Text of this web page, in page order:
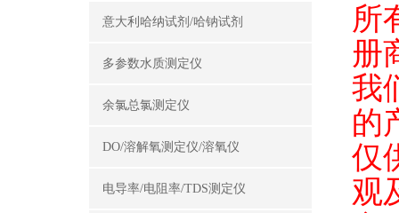
意大利哈纳试剂/哈钠试剂
多参数水质测定仪
余氯总氯测定仪
DO/溶解氧测定仪/溶氧仪
电导率/电阻率/TDS测定仪
所
册
我
的
仅
观